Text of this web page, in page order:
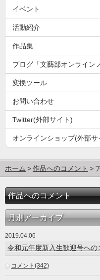
イベント
活動紹介
作品集
ブログ「文藝部オンライン
変換ツール
お問い合わせ
Twitter(外部サイト)
オンラインショップ(外部サ
ホーム 作品へのコメント
作品へのコメント
月別アーカイブ
2019.04.06
令和元年度新入生歓迎号への
コメント(342)